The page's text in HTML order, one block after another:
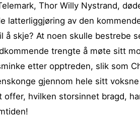
Thor Willy Nystrand,
latterliggjøring av den
å skje? At noen skulle bestrebe
trengte å møte sitt
etter opptreden, slik som
gjennom hele sitt
offer, hvilken storsinnet bragd,